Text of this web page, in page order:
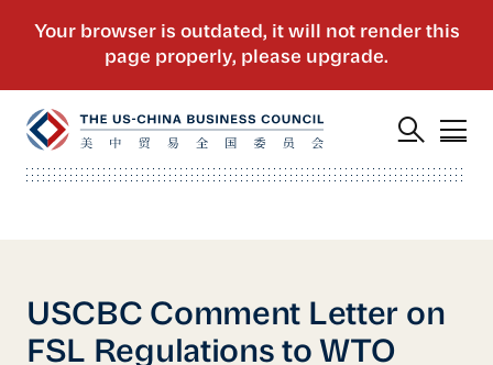
USCBC Comment Letter on
FSL Regulations to WTO